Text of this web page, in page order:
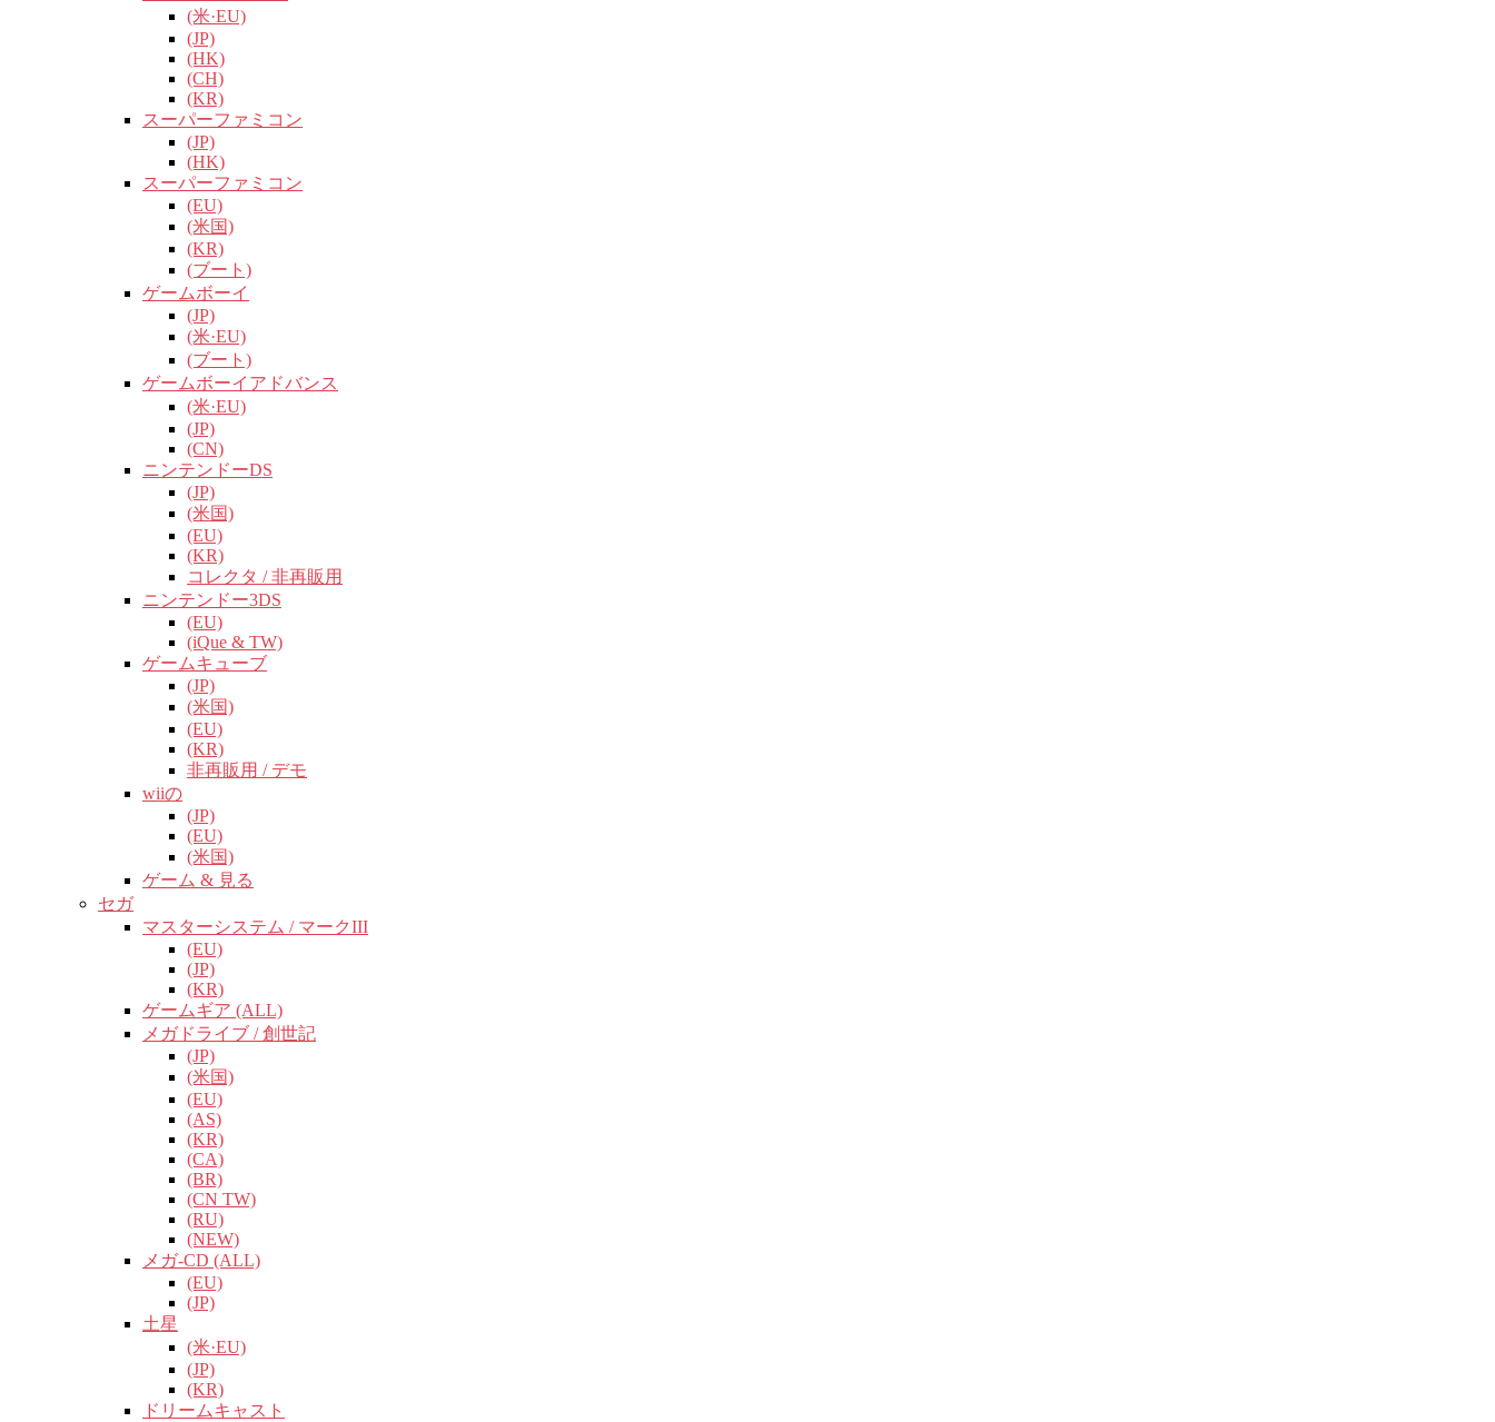
(米·EU)
(JP)
(HK)
(CH)
(KR)
スーパーファミコン
(JP)
(HK)
スーパーファミコン
(EU)
(米国)
(KR)
(ブート)
ゲームボーイ
(JP)
(米·EU)
(ブート)
ゲームボーイアドバンス
(米·EU)
(JP)
(CN)
ニンテンドーDS
(JP)
(米国)
(EU)
(KR)
コレクタ / 非再販用
ニンテンドー3DS
(EU)
(iQue & TW)
ゲームキューブ
(JP)
(米国)
(EU)
(KR)
非再販用 / デモ
wiiの
(JP)
(EU)
(米国)
ゲーム & 見る
セガ
マスターシステム / マークIII
(EU)
(JP)
(KR)
ゲームギア (ALL)
メガドライブ / 創世記
(JP)
(米国)
(EU)
(AS)
(KR)
(CA)
(BR)
(CN TW)
(RU)
(NEW)
メガ-CD (ALL)
(EU)
(JP)
土星
(米·EU)
(JP)
(KR)
ドリームキャスト